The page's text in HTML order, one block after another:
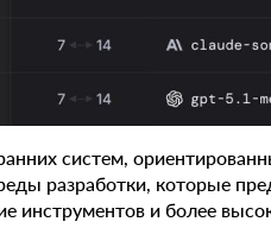
систем,
разработки, которые
инструментов и более